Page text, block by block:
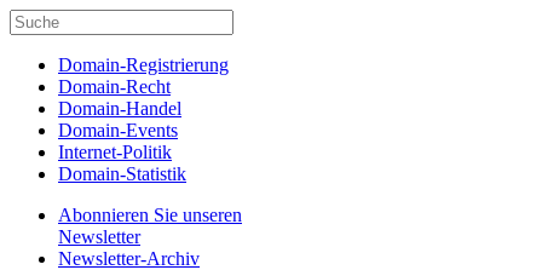
Domain-Registrierung
Domain-Recht
Domain-Handel
Domain-Events
Internet-Politik
Domain-Statistik
Abonnieren Sie unseren
Newsletter
Newsletter-Archiv